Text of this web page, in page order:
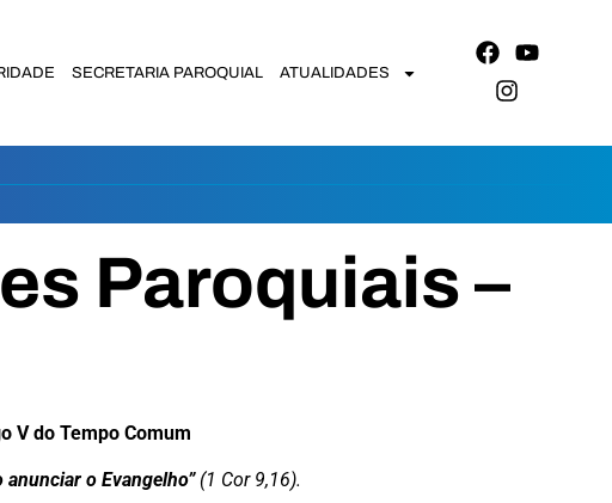
SECRETARIA PAROQUIAL ATUALIDADES
Paroquiais –
V do Tempo Comum
anunciar o Evangelho” (1 Cor 9,16).